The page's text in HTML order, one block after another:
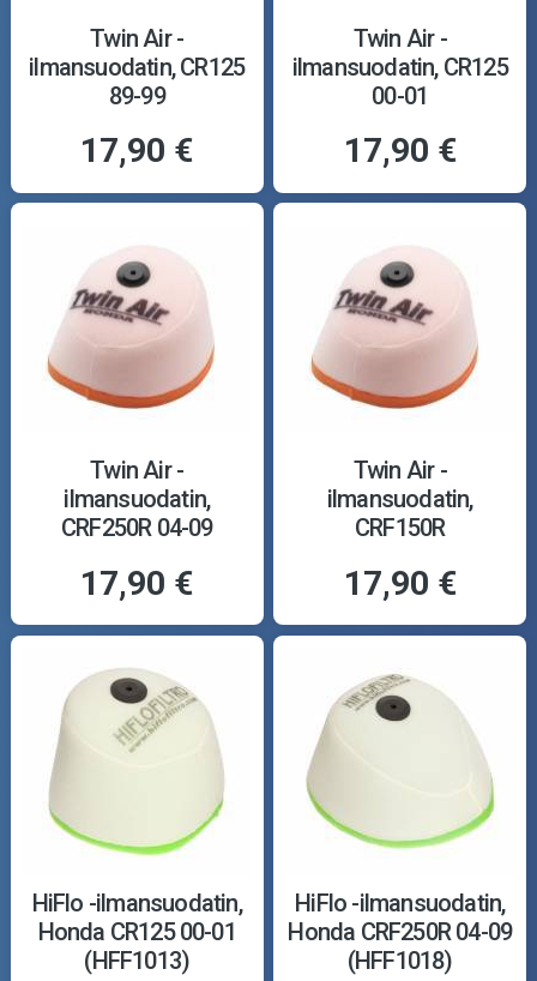
Twin Air -
ilmansuodatin, CR125
89-99
17,90 €
Twin Air -
ilmansuodatin, CR125
00-01
17,90 €
Twin Air -
ilmansuodatin,
CRF250R 04-09
17,90 €
Twin Air -
ilmansuodatin,
CRF150R
17,90 €
HiFlo -ilmansuodatin,
Honda CR125 00-01
(HFF1013)
HiFlo -ilmansuodatin,
Honda CRF250R 04-09
(HFF1018)